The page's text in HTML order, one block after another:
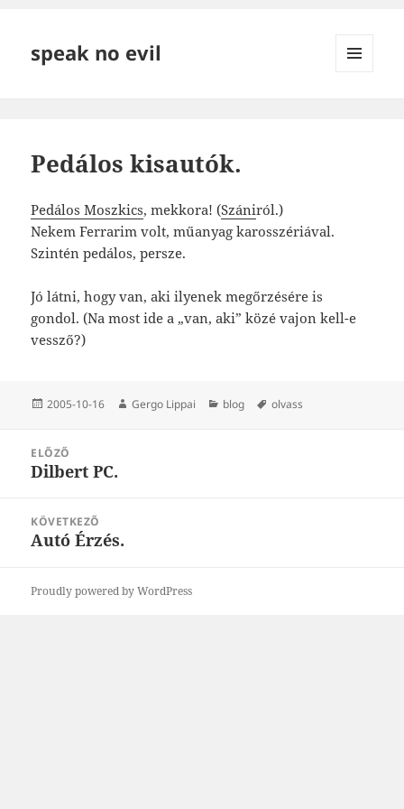
speak no evil
Pedálos kisautók.
Pedálos Moszkics, mekkora! (Szániról.)
Nekem Ferrarim volt, műanyag karosszériával.
Szintén pedálos, persze.
Jó látni, hogy van, aki ilyenek megőrzésére is
gondol. (Na most ide a „van, aki” közé vajon kell-e
vessző?)
Közzétéve
2005-10-16 Szerző
Gergo Lippai Kategória
blog Címke
olvass
navigáció
ELŐZŐ
Korábbi
Dilbert PC.
KÖVETKEZŐ
Következő
Autó Érzés.
Proudly powered by WordPress